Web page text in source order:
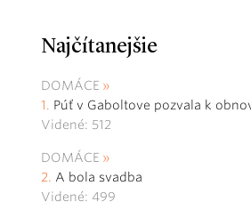
Najčítanejšie
DOMÁCE
Púť v Gaboltove pozvala k
Videné: 512
DOMÁCE
A bola svadba
Videné: 499